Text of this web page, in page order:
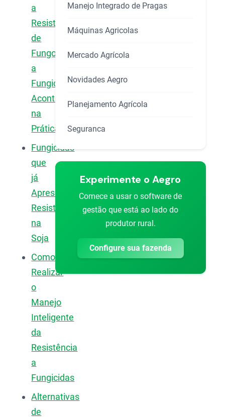
a
Resistência
de
Fungos
a
Fungicidas
Acontece
na
Prática?
Fungicidas
que
já
Apresentam
Resistência
na
Soja
Como
Realizar
o
Manejo
Inteligente
da
Resistência
a
Fungicidas
Alternativas
de
Manejo Integrado de Pragas
Máquinas Agricolas
Mercado Agrícola
Novidades Aegro
Planejamento Agrícola
Seguranca
Experimente o Aegro
Comece a usar o software de
gestão que está ao lado do
produtor rural.
Configure sua fazenda